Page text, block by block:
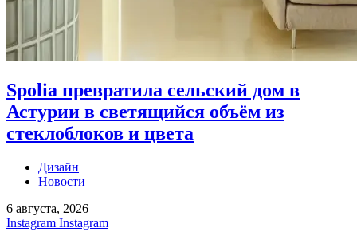
Spolia превратила сельский дом в
Астурии в светящийся объём из
стеклоблоков и цвета
Дизайн
Новости
6 августа, 2026
Instagram Instagram